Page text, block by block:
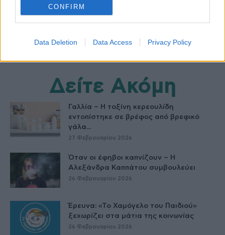
CONFIRM
Data Deletion Data Access Privacy Policy
Δείτε Ακόμη
Γαλλία – Η τοξίνη κερεουλίδη
εντοπίστηκε σε βρέφος από βρεφικό
γάλα...
27 Φεβρουαρίου 2026
Όταν οι έφηβοι καπνίζουν – Η
Αλεξάνδρα Καππάτου συμβουλεύει
26 Φεβρουαρίου 2026
Έρευνα: «Το Χαμόγελο του Παιδιού»
ξεχωρίζει στα μάτια της κοινωνίας
26 Φεβρουαρίου 2026